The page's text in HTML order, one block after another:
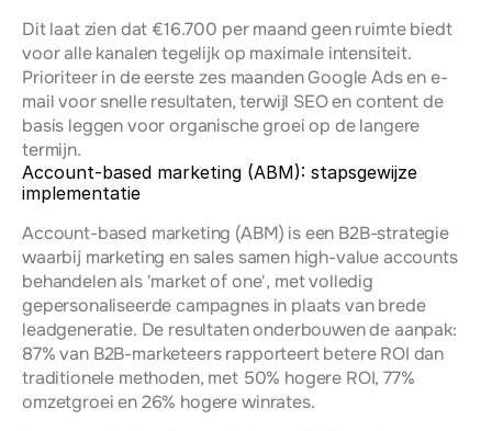
Dit laat zien dat €16.700 per maand geen ruimte biedt
voor alle kanalen tegelijk op maximale intensiteit.
Prioriteer in de eerste zes maanden Google Ads en e-
mail voor snelle resultaten, terwijl SEO en content de
basis leggen voor organische groei op de langere
termijn.
Account-based marketing (ABM): stapsgewijze
implementatie
Account-based marketing (ABM) is een B2B-strategie
waarbij marketing en sales samen high-value accounts
behandelen als 'market of one', met volledig
gepersonaliseerde campagnes in plaats van brede
leadgeneratie. De resultaten onderbouwen de aanpak:
87% van B2B-marketeers rapporteert betere ROI dan
traditionele methoden, met 50% hogere ROI, 77%
omzetgroei en 26% hogere winrates.